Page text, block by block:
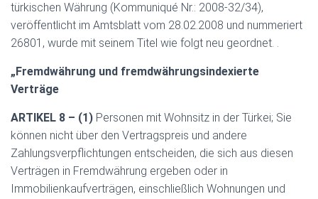
türkischen Währung (Kommuniqué Nr.: 2008-32/34),
veröffentlicht im Amtsblatt vom 28.02.2008 und nummeriert
26801, wurde mit seinem Titel wie folgt neu geordnet. .
„Fremdwährung und fremdwährungsindexierte
Verträge
ARTIKEL 8 – (1) Personen mit Wohnsitz in der Türkei; Sie
können nicht über den Vertragspreis und andere
Zahlungsverpflichtungen entscheiden, die sich aus diesen
Verträgen in Fremdwährung ergeben oder in
Immobilienkaufverträgen, einschließlich Wohnungen und